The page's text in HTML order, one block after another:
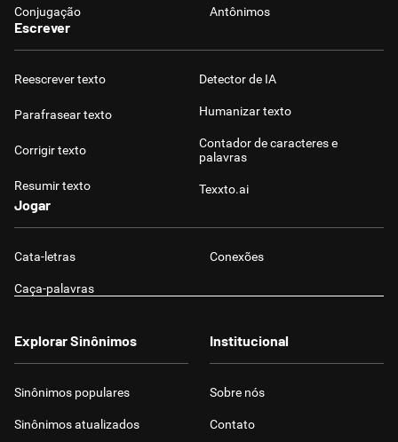
Conjugação Antônimos
Escrever
Reescrever texto
Parafrasear texto
Corrigir texto
Resumir texto
Detector de IA
Humanizar texto
Contador de caracteres e
palavras
Texxto.ai
Jogar
Cata-letras Conexões
Caça-palavras
Explorar Sinônimos
Sinônimos populares
Sinônimos atualizados
Institucional
Sobre nós
Contato